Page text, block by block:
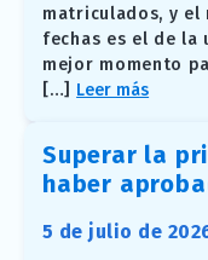
matriculados, y el
fechas es el de la
mejor momento
[…] Leer más
Superar la
haber
5 de julio de